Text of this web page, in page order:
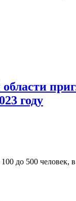
году
до 500